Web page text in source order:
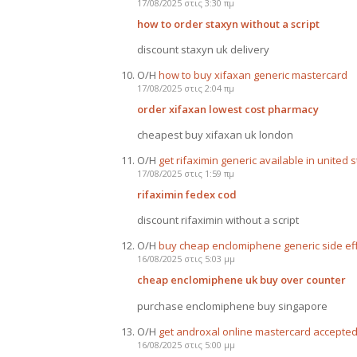
17/08/2025 στις 3:30 πμ
how to order staxyn without a script
discount staxyn uk delivery
Ο/Η how to buy xifaxan generic mastercard
17/08/2025 στις 2:04 πμ
order xifaxan lowest cost pharmacy
cheapest buy xifaxan uk london
Ο/Η get rifaximin generic available in united
17/08/2025 στις 1:59 πμ
rifaximin fedex cod
discount rifaximin without a script
Ο/Η buy cheap enclomiphene generic side
16/08/2025 στις 5:03 μμ
cheap enclomiphene uk buy over counter
purchase enclomiphene buy singapore
Ο/Η get androxal online mastercard accepted
16/08/2025 στις 5:00 μμ